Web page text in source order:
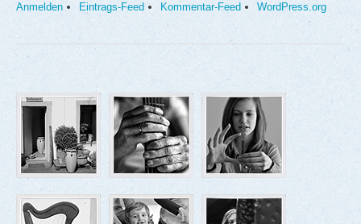
Anmelden Eintrags-Feed Kommentar-Feed WordPress.org